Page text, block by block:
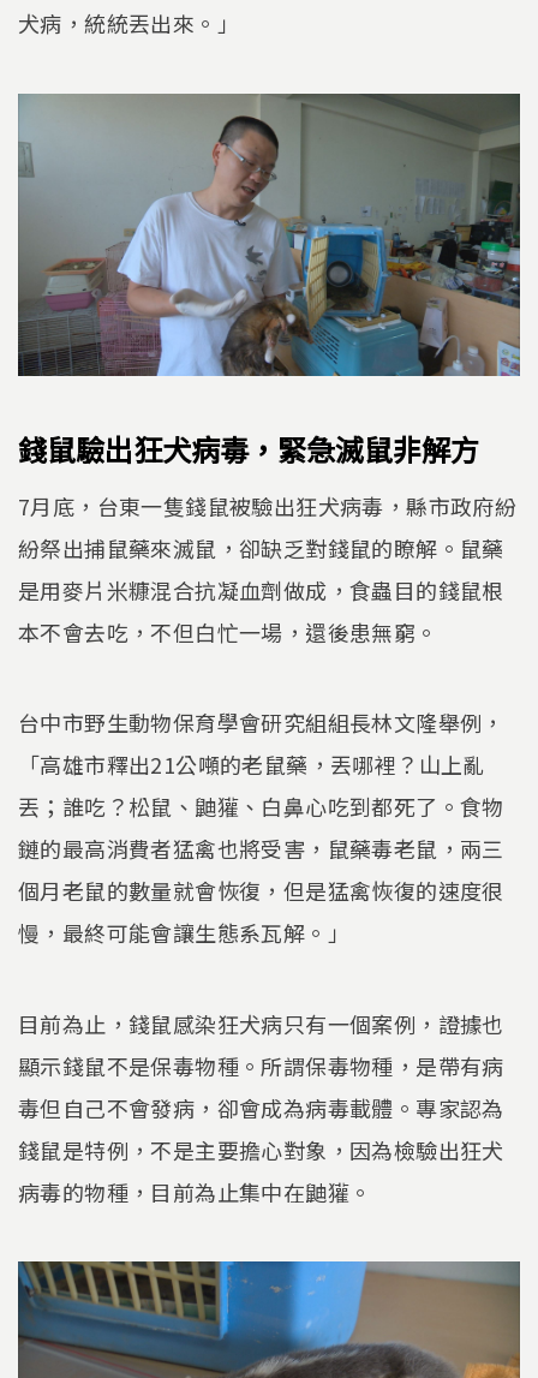
犬病，統統丟出來。」
錢鼠驗出狂犬病毒，緊急滅鼠非解方
7月底，台東一隻錢鼠被驗出狂犬病毒，縣市政府紛
紛祭出捕鼠藥來滅鼠，卻缺乏對錢鼠的瞭解。鼠藥
是用麥片米糠混合抗凝血劑做成，食蟲目的錢鼠根
本不會去吃，不但白忙一場，還後患無窮。
台中市野生動物保育學會研究組組長林文隆舉例，
「高雄市釋出21公噸的老鼠藥，丟哪裡？山上亂
丟；誰吃？松鼠、鼬獾、白鼻心吃到都死了。食物
鏈的最高消費者猛禽也將受害，鼠藥毒老鼠，兩三
個月老鼠的數量就會恢復，但是猛禽恢復的速度很
慢，最終可能會讓生態系瓦解。」
目前為止，錢鼠感染狂犬病只有一個案例，證據也
顯示錢鼠不是保毒物種。所謂保毒物種，是帶有病
毒但自己不會發病，卻會成為病毒載體。專家認為
錢鼠是特例，不是主要擔心對象，因為檢驗出狂犬
病毒的物種，目前為止集中在鼬獾。